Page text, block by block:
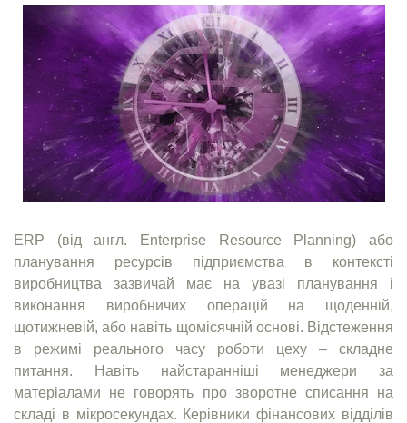
ERP (від англ. Enterprise Resource Planning) або
планування ресурсів підприємства в контексті
виробництва зазвичай має на увазі планування і
виконання виробничих операцій на щоденній,
щотижневій, або навіть щомісячній основі. Відстеження
в режимі реального часу роботи цеху – складне
питання. Навіть найстаранніші менеджери за
матеріалами не говорять про зворотне списання на
складі в мікросекундах. Керівники фінансових відділів